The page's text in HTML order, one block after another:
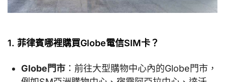
1. 菲律賓哪裡購買Globe電信SIM卡？
Globe門市 ：前往大型購物中心內的Globe門市，